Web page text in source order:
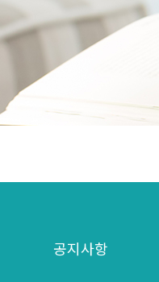
공지사항